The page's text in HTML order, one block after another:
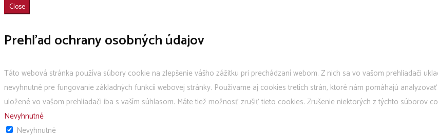
Close
Prehľad ochrany osobných údajov
Táto webová stránka používa súbory cookie na zlepšenie vášho zážitku pri prechádzaní webom. Z nich sa vo vašom prehliadači
nevyhnutné pre fungovanie základných funkcií webovej stránky. Používame aj cookies tretích strán, ktoré nám pomáhajú
uložené vo vašom prehliadači iba s vaším súhlasom. Máte tiež možnosť zrušiť tieto cookies. Zrušenie niektorých z týchto súborov
Nevyhnutné
Nevyhnutné